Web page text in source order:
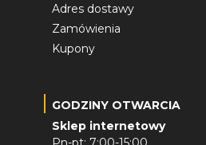
Adres dostawy
Zamówienia
Kupony
GODZINY OTWARCIA
Sklep internetowy